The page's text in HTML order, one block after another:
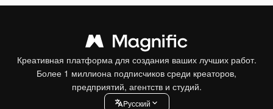
Креативная платформа для создания ваших лучших работ.
Более 1 миллиона подписчиков среди креаторов,
предприятий, агентств и студий.
Pусский